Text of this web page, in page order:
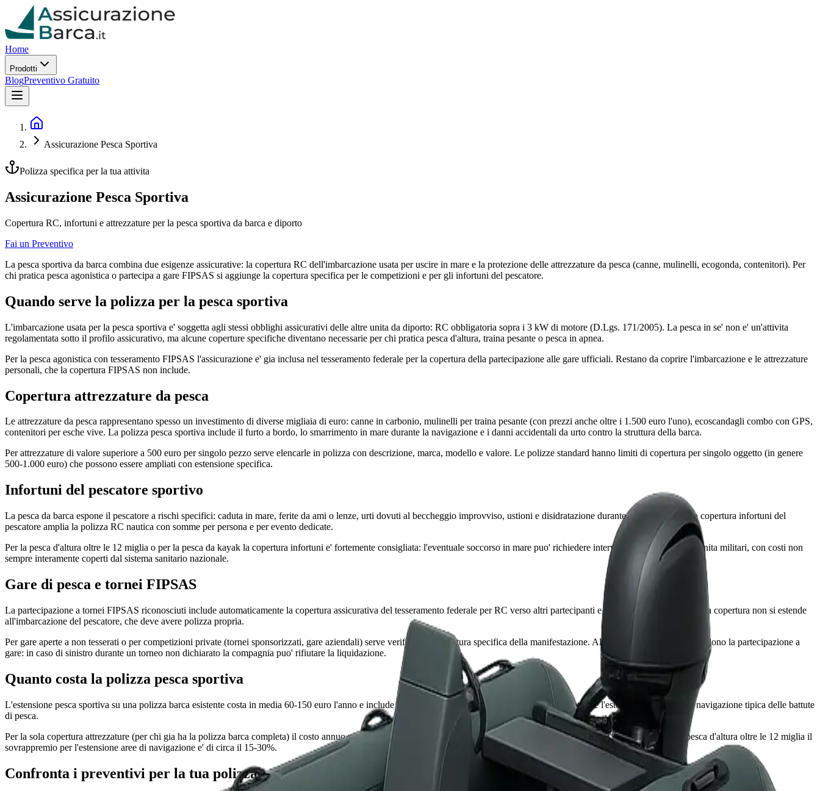
Home
Prodotti
BlogPreventivo Gratuito
Assicurazione Pesca Sportiva
Polizza specifica per la tua attivita
Assicurazione Pesca Sportiva
Copertura RC, infortuni e attrezzature per la pesca sportiva da barca e diporto
Fai un Preventivo
La pesca sportiva da barca combina due esigenze assicurative: la copertura RC dell'imbarcazione usata per uscire in mare e la protezione delle attrezzature da pesca (canne, mulinelli, ecogonda, contenitori). Per
chi pratica pesca agonistica o partecipa a gare FIPSAS si aggiunge la copertura specifica per le competizioni e per gli infortuni del pescatore.
Quando serve la polizza per la pesca sportiva
L'imbarcazione usata per la pesca sportiva e' soggetta agli stessi obblighi assicurativi delle altre unita da diporto: RC obbligatoria sopra i 3 kW di motore (D.Lgs. 171/2005). La pesca in se' non e' un'attivita
regolamentata sotto il profilo assicurativo, ma alcune coperture specifiche diventano necessarie per chi pratica pesca d'altura, traina pesante o pesca in apnea.
Per la pesca agonistica con tesseramento FIPSAS l'assicurazione e' gia inclusa nel tesseramento federale per la copertura della partecipazione alle gare ufficiali. Restano da coprire l'imbarcazione e le attrezzature
personali, che la copertura FIPSAS non include.
Copertura attrezzature da pesca
Le attrezzature da pesca rappresentano spesso un investimento di diverse migliaia di euro: canne in carbonio, mulinelli per traina pesante (con prezzi anche oltre i 1.500 euro l'uno), ecoscandagli combo con GPS,
contenitori per esche vive. La polizza pesca sportiva include il furto a bordo, lo smarrimento in mare durante la navigazione e i danni accidentali da urto contro la struttura della barca.
Per attrezzature di valore superiore a 500 euro per singolo pezzo serve elencarle in polizza con descrizione, marca, modello e valore. Le polizze standard hanno limiti di copertura per singolo oggetto (in genere
500-1.000 euro) che possono essere ampliati con estensione specifica.
Infortuni del pescatore sportivo
La pesca da barca espone il pescatore a rischi specifici: caduta in mare, ferite da ami o lenze, urti dovuti al beccheggio improvviso, ustioni e disidratazione durante battute lunghe. La copertura infortuni del
pescatore amplia la polizza RC nautica con somme per persona e per evento dedicate.
Per la pesca d'altura oltre le 12 miglia o per la pesca da kayak la copertura infortuni e' fortemente consigliata: l'eventuale soccorso in mare puo' richiedere intervento di elicottero o di unita militari, con costi non
sempre interamente coperti dal sistema sanitario nazionale.
Gare di pesca e tornei FIPSAS
La partecipazione a tornei FIPSAS riconosciuti include automaticamente la copertura assicurativa del tesseramento federale per RC verso altri partecipanti e infortuni durante la gara. La copertura non si estende
all'imbarcazione del pescatore, che deve avere polizza propria.
Per gare aperte a non tesserati o per competizioni private (tornei sponsorizzati, gare aziendali) serve verificare la copertura specifica della manifestazione. Alcune polizze nautiche escludono la partecipazione a
gare: in caso di sinistro durante un torneo non dichiarato la compagnia puo' rifiutare la liquidazione.
Quanto costa la polizza pesca sportiva
L'estensione pesca sportiva su una polizza barca esistente costa in media 60-150 euro l'anno e include il furto delle attrezzature, gli infortuni del pescatore e l'estensione delle aree di navigazione tipica delle battute
di pesca.
Per la sola copertura attrezzature (per chi gia ha la polizza barca completa) il costo annuo parte da 80-200 euro in funzione del valore complessivo dell'attrezzatura assicurata. Per pesca d'altura oltre le 12 miglia il
sovrappremio per l'estensione aree di navigazione e' di circa il 15-30%.
Confronta i preventivi per la tua polizza